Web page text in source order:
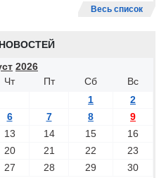
Весь список
2026
Чт Пт Сб
Вс
1
2
6 7 8
9
13 14 15
16
20 21 22
23
27 28 29
30